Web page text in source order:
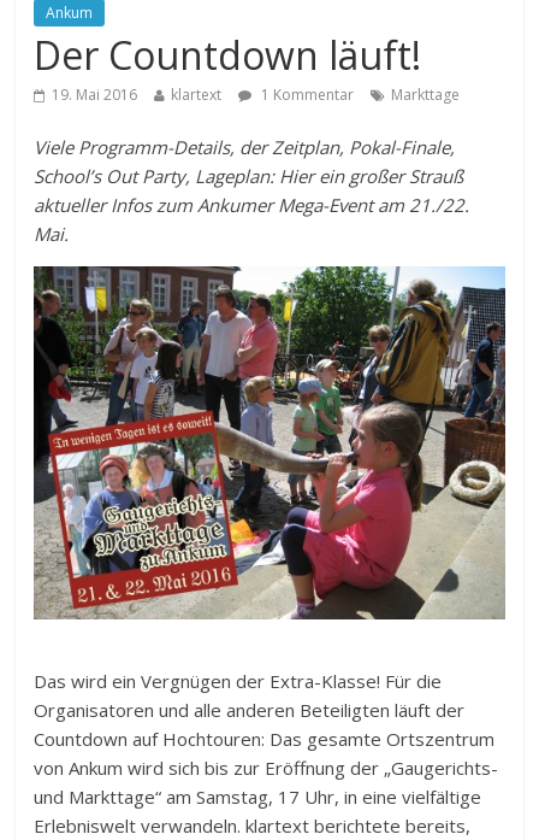
Ankum
Der Countdown läuft!
19. Mai 2016 klartext 1 Kommentar Markttage
Viele Programm-Details, der Zeitplan, Pokal-Finale,
School’s Out Party, Lageplan: Hier ein großer Strauß
aktueller Infos zum Ankumer Mega-Event am 21./22.
Mai.
Das wird ein Vergnügen der Extra-Klasse! Für die
Organisatoren und alle anderen Beteiligten läuft der
Countdown auf Hochtouren: Das gesamte Ortszentrum
von Ankum wird sich bis zur Eröffnung der „Gaugerichts-
und Markttage“ am Samstag, 17 Uhr, in eine vielfältige
Erlebniswelt verwandeln. klartext berichtete bereits,